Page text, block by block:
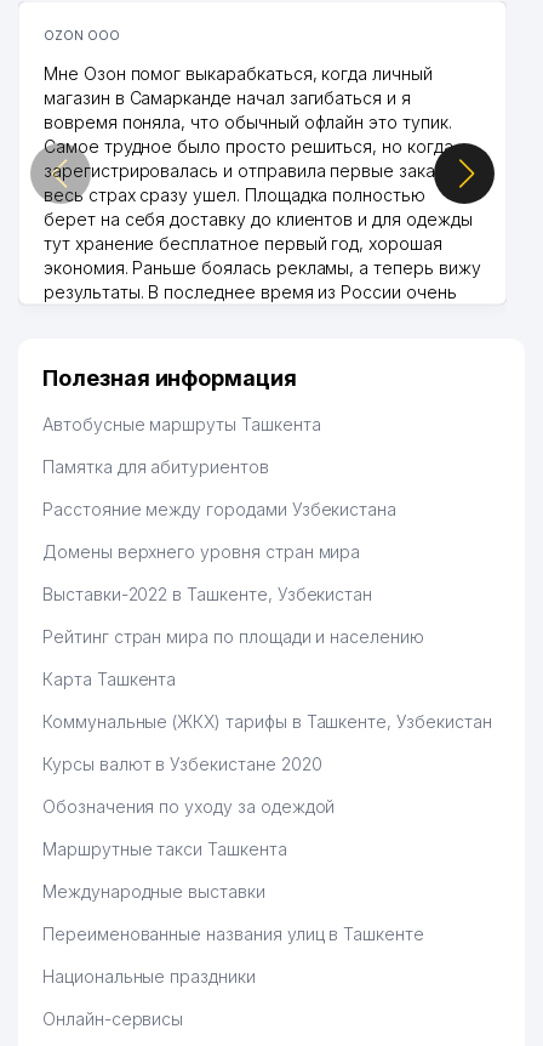
OZON ООО
Мне Озон помог выкарабкаться, когда личный
магазин в Самарканде начал загибаться и я
вовремя поняла, что обычный офлайн это тупик.
Самое трудное было просто решиться, но когда
зарегистрировалась и отправила первые заказы,
весь страх сразу ушел. Площадка полностью
берет на себя доставку до клиентов и для одежды
тут хранение бесплатное первый год, хорошая
экономия. Раньше боялась рекламы, а теперь вижу
результаты. В последнее время из России очень
Hamida 03.08.2026 12:45:39
Полезная информация
Автобусные маршруты Ташкента
Памятка для абитуриентов
Расстояние между городами Узбекистана
Домены верхнего уровня стран мира
Выставки-2022 в Ташкенте, Узбекистан
Рейтинг стран мира по площади и населению
Карта Ташкента
Коммунальные (ЖКХ) тарифы в Ташкенте, Узбекистан
Курсы валют в Узбекистане 2020
Обозначения по уходу за одеждой
Маршрутные такси Ташкента
Международные выставки
Переименованные названия улиц в Ташкенте
Национальные праздники
Онлайн-сервисы